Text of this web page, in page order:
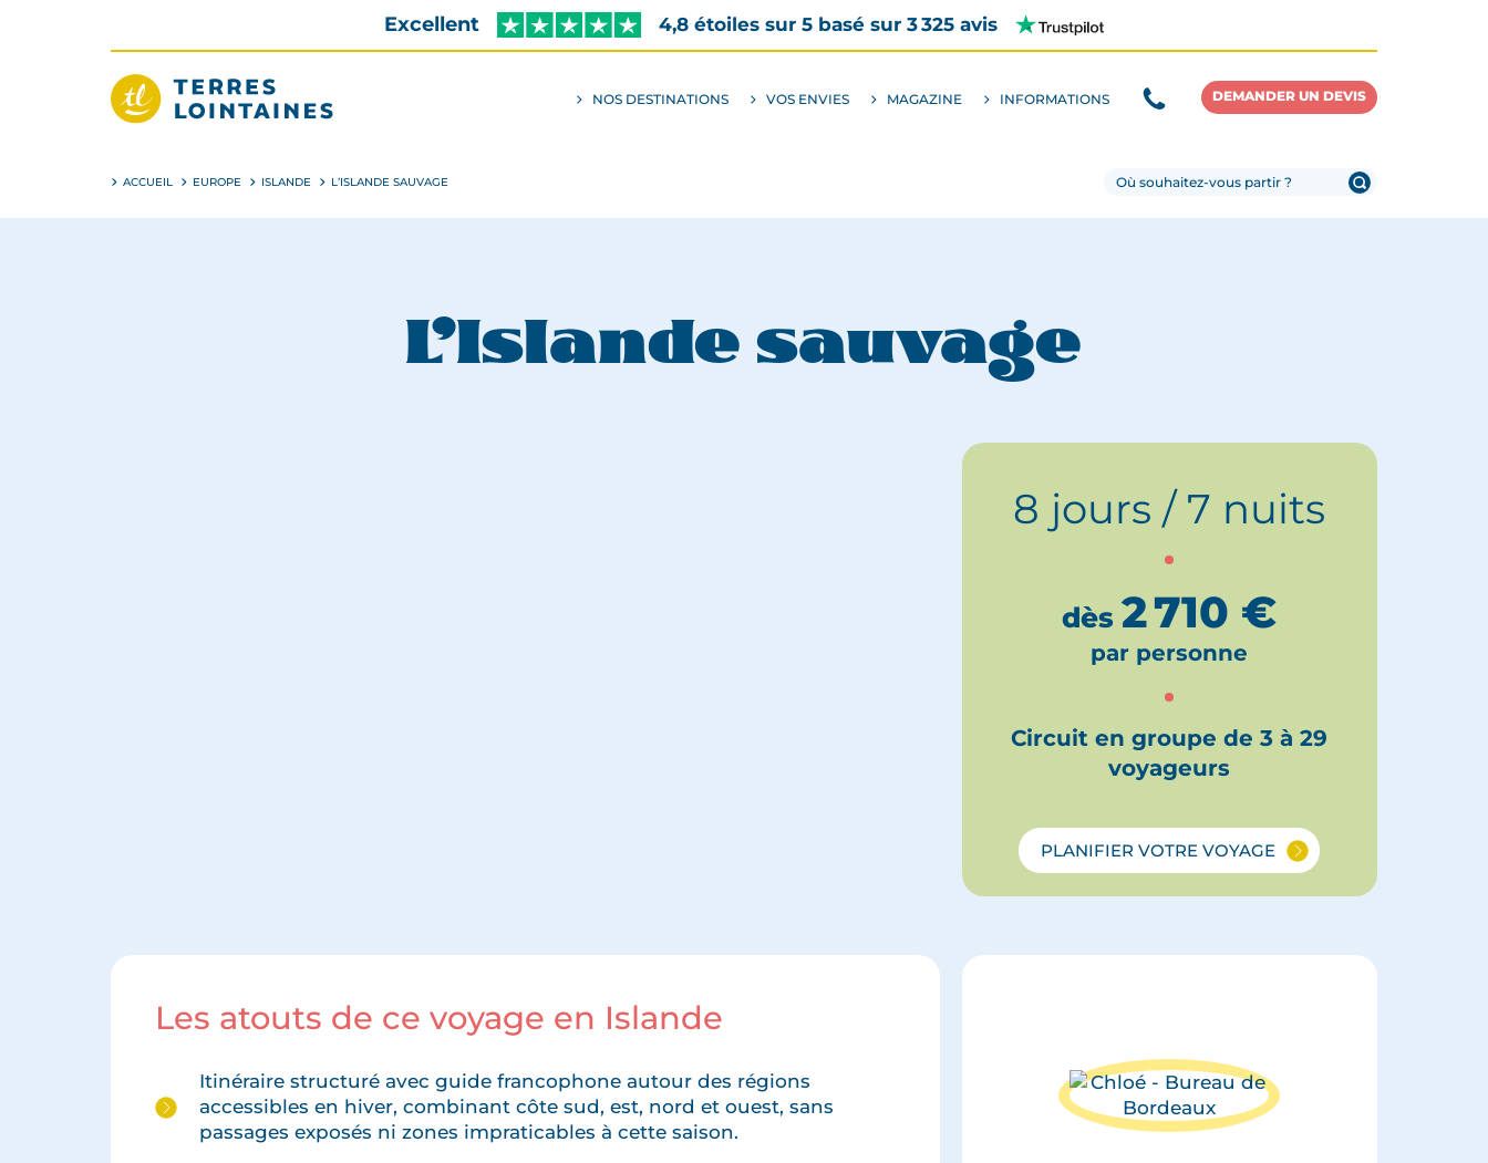
contenu
Excellent 4,8 étoiles sur 5 basé sur 3 325 avis
NOS DESTINATIONS
ALLER
VOS ENVIES MAGAZINE INFORMATIONS DEMANDER UN DEVIS
ACCUEIL EUROPE ISLANDE L’ISLANDE SAUVAGE
L’Islande sauvage
8 jours / 7 nuits
dès 2 710 €
par personne
Circuit en groupe de 3 à 29
voyageurs
PLANIFIER VOTRE VOYAGE
Les atouts de ce voyage en Islande
Itinéraire structuré avec guide francophone autour des régions
accessibles en hiver, combinant côte sud, est, nord et ouest, sans
passages exposés ni zones impraticables à cette saison.